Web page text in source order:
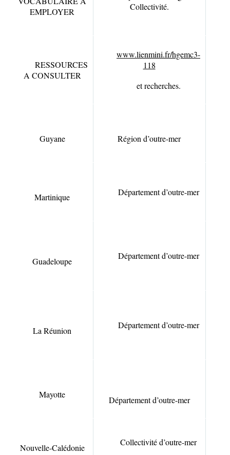
EMPLOYER
Collectivité.
RESSOURCES
A CONSULTER
www.lienmini.fr/hgemc3-
118
et recherches.
Guyane Région d’outre-mer
Martinique Département d’outre-mer
Guadeloupe
Département d’outre-mer
La Réunion
Département d’outre-mer
Mayotte
Département d’outre-mer
Nouvelle-Calédonie
Collectivité d’outre-mer